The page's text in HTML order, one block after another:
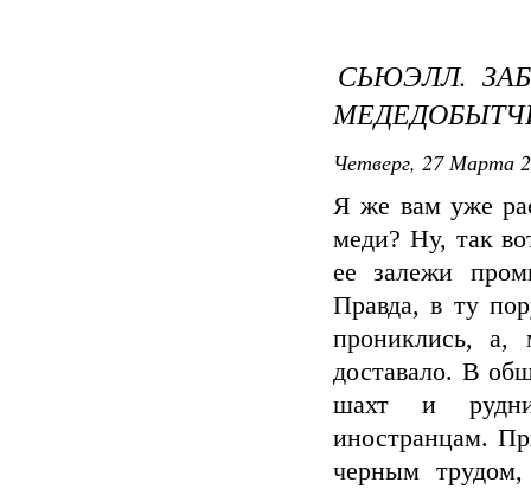
СЬЮЭЛЛ.
Четверг, 27 Марта
Я же вам уже
меди? Ну, так
ее залежи
Правда, в ту
прониклись, а,
доставало. В
шахт и
иностранцам.
черным